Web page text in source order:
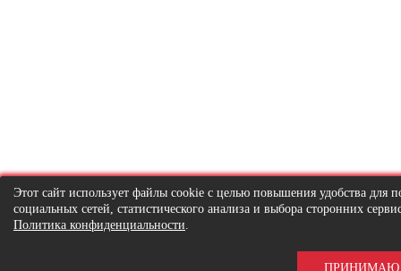
Этот сайт использует файлы cookie с целью повышения удобства
социальных сетей, статистического анализа и выбора сторонних
Политика конфиденциальности.
ПРИНИМАЮ